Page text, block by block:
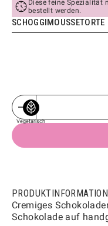
Vegetarisch
MINI-MANDELGIPFELI
CHF
Mini
CHF1.60
Vegetarisch
APÉRO-KONFEKT MIT
Vegetarisch
Diese feine Spezialität
bestellt werden.
SCHOGGIMOUSSETORTE
Cremiges
Schokolade auf